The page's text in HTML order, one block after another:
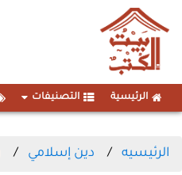
الرئيسية التصنيفات
الرئيسيه دين إسلامي